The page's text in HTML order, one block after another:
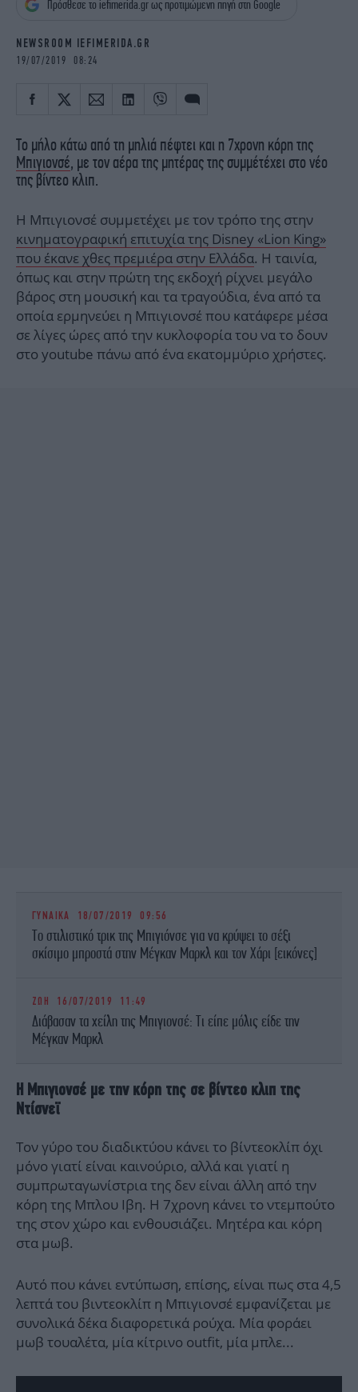
iBOOKS
ΖΩΔΙΑ
MEDIA
NEWSLETTER
Πρόσθεσε το iefimerida.gr ως προτιμώμενη πηγή στη Google
NEWSROOM IEFIMERIDA.GR
19/07/2019 08:24
Το μήλο κάτω από τη μηλιά πέφτει και η 7χρονη κόρη της
Μπιγιονσέ, με τον αέρα της μητέρας της συμμέτέχει στο νέο
της βίντεο κλιπ.
Η Μπιγιονσέ συμμετέχει με τον τρόπο της στην
κινηματογραφική επιτυχία της Disney «Lion King»
που έκανε χθες πρεμιέρα στην Ελλάδα. Η ταινία,
όπως και στην πρώτη της εκδοχή ρίχνει μεγάλο
βάρος στη μουσική και τα τραγούδια, ένα από τα
οποία ερμηνεύει η Μπιγιονσέ που κατάφερε μέσα
σε λίγες ώρες από την κυκλοφορία του να το δουν
στο youtube πάνω από ένα εκατομμύριο χρήστες.
ΓΥΝΑΙΚΑ 18/07/2019 09:56
Το στιλιστικό τρικ της Μπιγιόνσε για να κρύψει το σέξι
σκίσιμο μπροστά στην Μέγκαν Μαρκλ και τον Χάρι [εικόνες]
ΖΩΗ 16/07/2019 11:49
Διάβασαν τα χείλη της Μπιγιονσέ: Τι είπε μόλις είδε την
Μέγκαν Μαρκλ
Η Μπιγιονσέ με την κόρη της σε βίντεο κλιπ της
Ντίσνεϊ
Τον γύρο του διαδικτύου κάνει το βίντεοκλίπ όχι
μόνο γιατί είναι καινούριο, αλλά και γιατί η
συμπρωταγωνίστρια της δεν είναι άλλη από την
κόρη της Μπλου Ιβη. Η 7χρονη κάνει το ντεμπούτο
της στον χώρο και ενθουσιάζει. Μητέρα και κόρη
στα μωβ.
Αυτό που κάνει εντύπωση, επίσης, είναι πως στα 4,5
λεπτά του βιντεοκλίπ η Μπιγιονσέ εμφανίζεται με
συνολικά δέκα διαφορετικά ρούχα. Μία φοράει
μωβ τουαλέτα, μία κίτρινο outfit, μία μπλε...